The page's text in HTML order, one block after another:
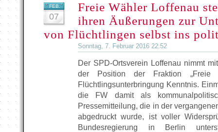
FEB.
07
Freie Wähler Loffenau
ihren Äußerungen zur
von Flüchtlingen selbst ins
Sonntag, 7. Februar 2016 22:52
Der SPD-Ortsverein Loffenau nimmt
der Position der Fraktion „Freie
Flüchtlingsunterbringung Kenntnis.
die FW damit als
Pressemitteilung, die in der
abgedruckt wurde, ist voller
Bundesregierung in Berlin